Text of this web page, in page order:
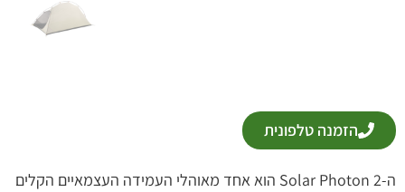
הזמנה טלפונית
ה-Solar Photon 2 הוא אחד מאוהלי העמידה העצמאיים הקלים